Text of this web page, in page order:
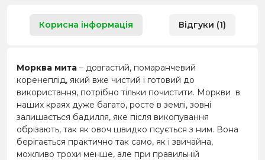
Корисна інформація Відгуки (1)
Морква мита – довгастий, помаранчевий
коренеплід, який вже чистий і готовий до
використання, потрібно тільки почистити. Моркви в
наших краях дуже багато, росте в землі, зовні
залишається бадилля, яке після викопування
обрізають, так як овоч швидко псується з ним. Вона
берігається практично так само, як і звичайна,
можливо трохи менше, але при правильній